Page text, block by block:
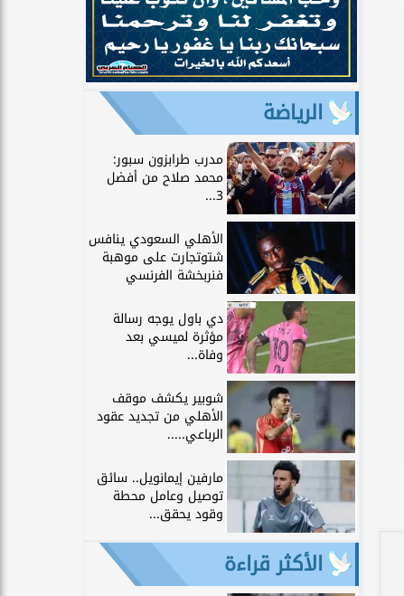
الرياضة
مدرب طرابزون سبور:
محمد صلاح من أفضل
3...
الأهلي السعودي ينافس
شتوتجارت على موهبة
فنربخشة الفرنسي
دي باول يوجه رسالة
مؤثرة لميسي بعد
وفاة...
شوبير يكشف موقف
الأهلي من تجديد عقود
الرباعي.....
مارفين إيمانويل.. سائق
توصيل وعامل محطة
وقود يحقق...
الأكثر قراءة